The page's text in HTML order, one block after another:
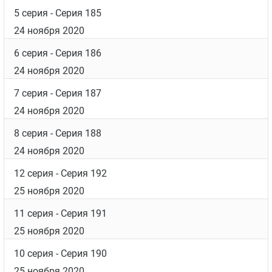
5 серия - Серия 185
24 ноября 2020
6 серия - Серия 186
24 ноября 2020
7 серия - Серия 187
24 ноября 2020
8 серия - Серия 188
24 ноября 2020
12 серия - Серия 192
25 ноября 2020
11 серия - Серия 191
25 ноября 2020
10 серия - Серия 190